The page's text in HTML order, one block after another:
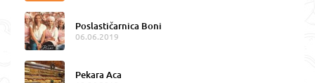
Poslastičarnica Boni
06.06.2019
Pekara Aca